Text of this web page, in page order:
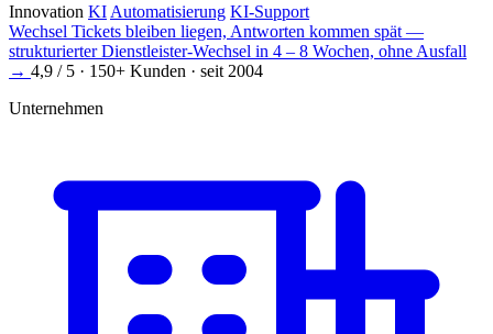
Innovation KI Automatisierung KI-Support
Wechsel Tickets bleiben liegen, Antworten kommen spät —
strukturierter Dienstleister-Wechsel in 4 – 8 Wochen, ohne Ausfall
→ 4,9 / 5 · 150+ Kunden · seit 2004
Unternehmen